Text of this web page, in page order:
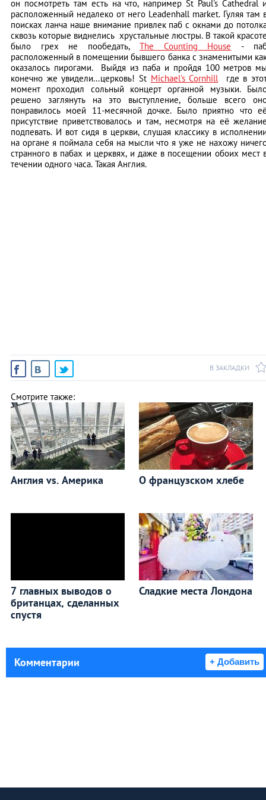
он посмотреть там есть на что, например St Paul's Cathedral
расположенный недалеко от него Leadenhall market. Гуляя там
поисках ланча наше внимание привлек паб с окнами до
сквозь которые виднелись хрустальные люстры. В такой
было грех не пообедать, The Counting House -
расположенный в помещении бывшего банка с знаменитыми
оказалось пирогами. Выйдя из паба и пройдя 100 метров
конечно же увидели...церковь! St Michael's Cornhillгде в
момент проходил сольный концерт органной музыки.
решено заглянуть на это выступление, больше всего
понравилось моей 11-месячной дочке. Было приятно что
присутствие приветствовалось и там, несмотря на её
подпевать. И вот сидя в церкви, слушая классику в
на органе я поймала себя на мысли что я уже не нахожу
странного в пабах и церквях, и даже в посещении обоих мест
течении одного часа. Такая Англия.
В ЗАКЛАДКИ
Смотрите также:
Англия vs. Америка О французском хлебе
7 главных выводов о
британцах, сделанных
спустя
Сладкие места Лондона
Комментарии + Добавить